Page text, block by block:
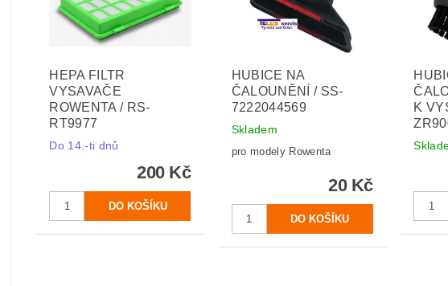
HEPA FILTR
VYSAVAČE
ROWENTA / RS-
RT9977
Do 14.-ti dnů
200 Kč
HUBICE NA
ČALOUNĚNÍ / SS-
7222044569
Skladem
pro modely Rowenta
20 Kč
K